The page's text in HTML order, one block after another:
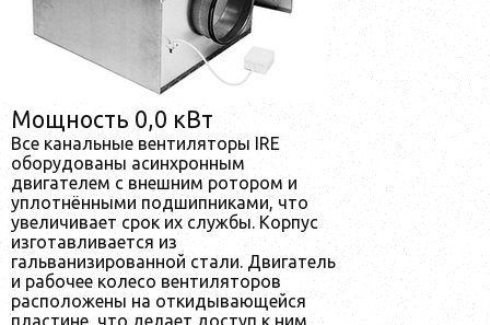
Мощность 0,0 кВт
Все канальные вентиляторы IRE
оборудованы асинхронным
двигателем с внешним ротором и
уплотнёнными подшипниками, что
увеличивает срок их службы. Корпус
изготавливается из
гальванизированной стали. Двигатель
и рабочее колесо вентиляторов
расположены на откидывающейся
пластине, что делает доступ к ним